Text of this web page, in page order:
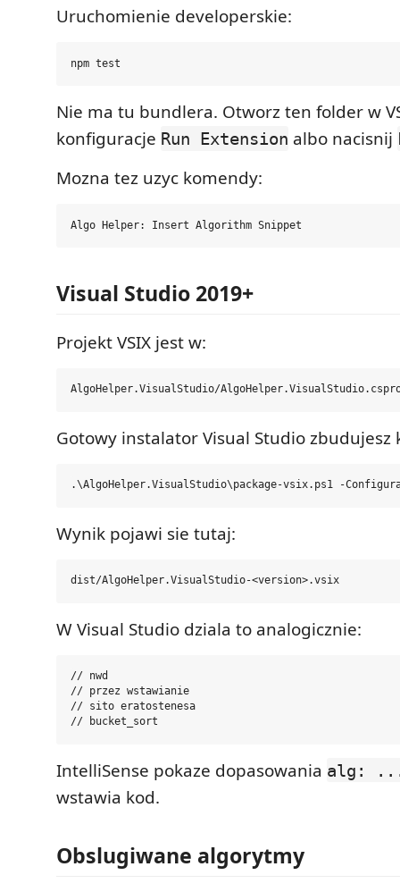
Uruchomienie developerskie:
Nie ma tu bundlera. Otworz ten folder w
konfiguracje Run Extension albo nacisnij
Mozna tez uzyc komendy:
Visual Studio 2019+
Projekt VSIX jest w:
Gotowy instalator Visual Studio zbudujesz
Wynik pojawi sie tutaj:
W Visual Studio dziala to analogicznie:
// nwd
// przez wstawianie
// sito eratostenesa
IntelliSense pokaze dopasowania alg:
wstawia kod.
Obslugiwane algorytmy